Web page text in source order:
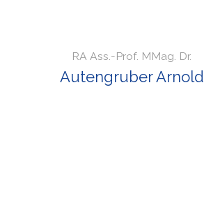
RA Ass.-Prof. MMag. Dr.
Autengruber Arnold